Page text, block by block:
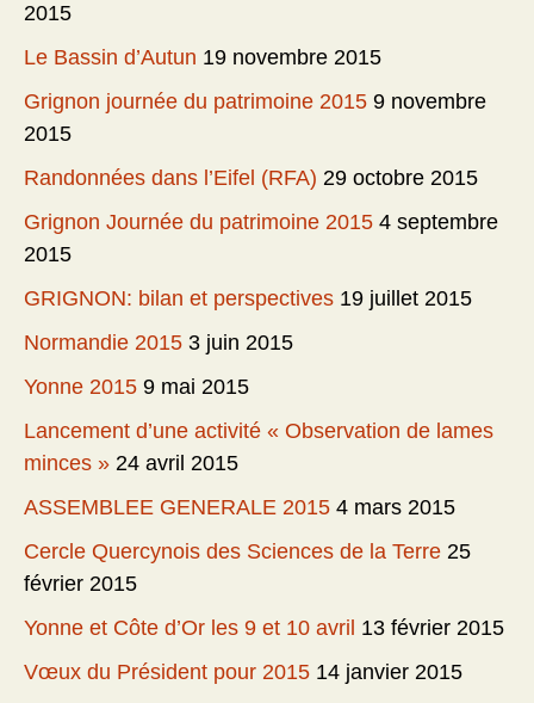
2015
Le Bassin d’Autun 19 novembre 2015
Grignon journée du patrimoine 2015 9 novembre
2015
Randonnées dans l’Eifel (RFA) 29 octobre 2015
Grignon Journée du patrimoine 2015 4 septembre
2015
GRIGNON: bilan et perspectives 19 juillet 2015
Normandie 2015 3 juin 2015
Yonne 2015 9 mai 2015
Lancement d’une activité « Observation de lames
minces » 24 avril 2015
ASSEMBLEE GENERALE 2015 4 mars 2015
Cercle Quercynois des Sciences de la Terre 25
février 2015
Yonne et Côte d’Or les 9 et 10 avril 13 février 2015
Vœux du Président pour 2015 14 janvier 2015